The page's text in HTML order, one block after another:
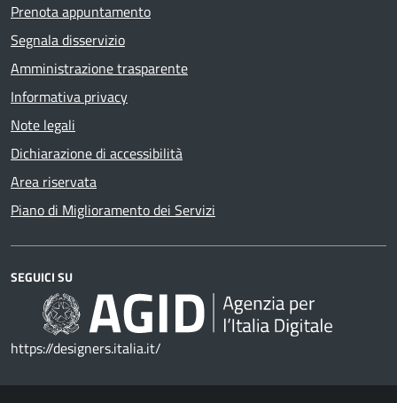
Prenota appuntamento
Segnala disservizio
Amministrazione trasparente
Informativa privacy
Note legali
Dichiarazione di accessibilità
Area riservata
Piano di Miglioramento dei Servizi
SEGUICI SU
https://designers.italia.it/